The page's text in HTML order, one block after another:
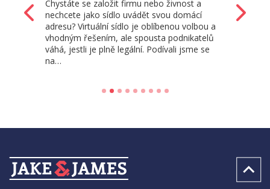
Zpět
Chystáte se založit firmu nebo živnost a
nechcete jako sídlo uvádět svou domácí
adresu? Virtuální sídlo je oblíbenou volbou a
vhodným řešením, ale spousta podnikatelů
váhá, jestli je plně legální. Podívali jsme se
na…